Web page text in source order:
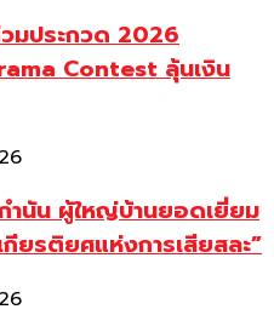
มประกวด 2026
Contest ลุ้นเงิน
นัน ผู้ใหญ่บ้านยอดเยี่ยม
ยรติยศแห่งการเสียสละ”